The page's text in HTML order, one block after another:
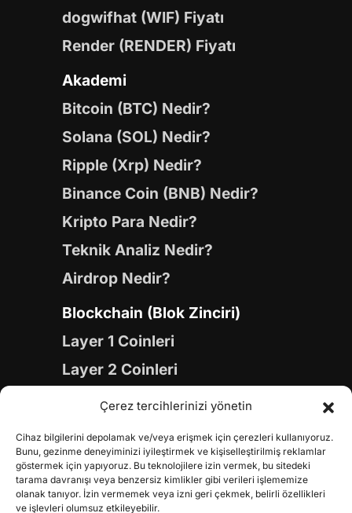
Çerez tercihlerinizi yönetin
Cihaz bilgilerini depolamak ve/veya erişmek için çerezleri kullanıyoruz.
Bunu, gezinme deneyiminizi iyileştirmek ve kişiselleştirilmiş reklamlar
göstermek için yapıyoruz. Bu teknolojilere izin vermek, bu sitedeki
tarama davranışı veya benzersiz kimlikler gibi verileri işlememize
olanak tanıyor. İzin vermemek veya izni geri çekmek, belirli özellikleri
ve işlevleri olumsuz etkileyebilir.
dogwifhat (WIF) Fiyatı
Render (RENDER) Fiyatı
Akademi
Bitcoin (BTC) Nedir?
Solana (SOL) Nedir?
Ripple (Xrp) Nedir?
Binance Coin (BNB) Nedir?
Kripto Para Nedir?
Teknik Analiz Nedir?
Airdrop Nedir?
Blockchain (Blok Zinciri)
Layer 1 Coinleri
Layer 2 Coinleri
Yapay Zeka (AI) Coinleri
Gaming Coinleri
RWA Coinleri